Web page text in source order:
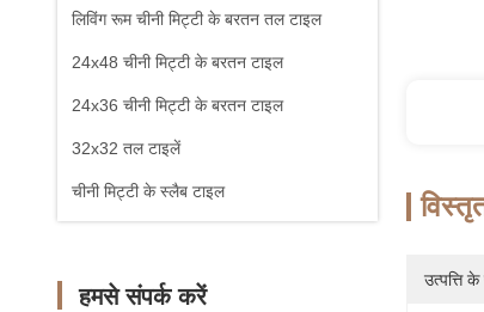
लिविंग रूम चीनी मिट्टी के बरतन तल टाइल
24x48 चीनी मिट्टी के बरतन टाइल
24x36 चीनी मिट्टी के बरतन टाइल
32x32 तल टाइलें
चीनी मिट्टी के स्लैब टाइल
हमसे संपर्क करें
उत्पत्ति